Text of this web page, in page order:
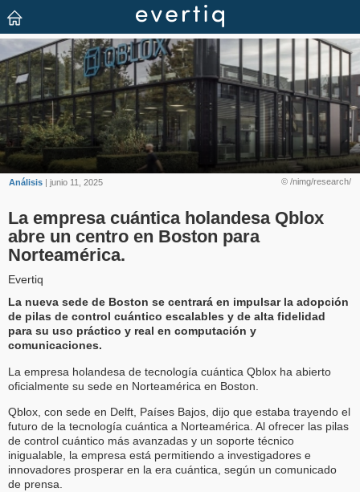
© /nimg/research/
Análisis | junio 11, 2025
La empresa cuántica holandesa Qblox
abre un centro en Boston para
Norteamérica.
Evertiq
La nueva sede de Boston se centrará en impulsar la adopción
de pilas de control cuántico escalables y de alta fidelidad
para su uso práctico y real en computación y
comunicaciones.
La empresa holandesa de tecnología cuántica Qblox ha abierto
oficialmente su sede en Norteamérica en Boston.
Qblox, con sede en Delft, Países Bajos, dijo que estaba trayendo el
futuro de la tecnología cuántica a Norteamérica. Al ofrecer las pilas
de control cuántico más avanzadas y un soporte técnico
inigualable, la empresa está permitiendo a investigadores e
innovadores prosperar en la era cuántica, según un comunicado
de prensa.